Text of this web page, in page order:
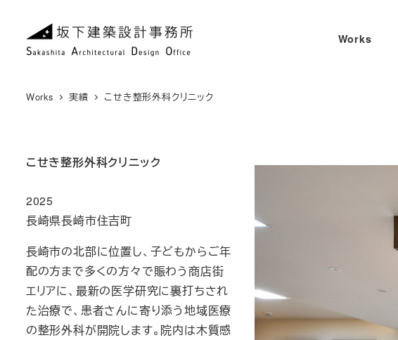
Works
Works 実績 こせき整形外科クリニック
こせき整形外科クリニック
2025
長崎県長崎市住吉町
長崎市の北部に位置し、子どもからご年
配の方まで多くの方々で賑わう商店街
エリアに、最新の医学研究に裏打ちされ
た治療で、患者さんに寄り添う地域医療
の整形外科が開院します。院内は木質感